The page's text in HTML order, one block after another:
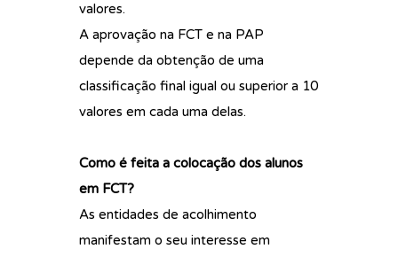
valores.
A aprovação na FCT e na PAP
depende da obtenção de uma
classificação final igual ou superior a 10
valores em cada uma delas.
Como é feita a colocação dos alunos
em FCT?
As entidades de acolhimento
manifestam o seu interesse em